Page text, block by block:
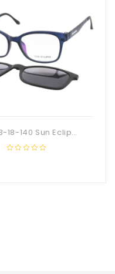
8210 53-18-140 Sun Eclipse